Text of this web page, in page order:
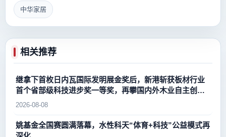
中华家居
相关推荐
继拿下首枚日内瓦国际发明展金奖后，新港斩获板材行业
首个省部级科技进步奖一等奖，再攀国内外木业自主创新
新高峰
2026-08-08
姚基金全国赛圆满落幕，水性科天“体育+科技”公益模式再